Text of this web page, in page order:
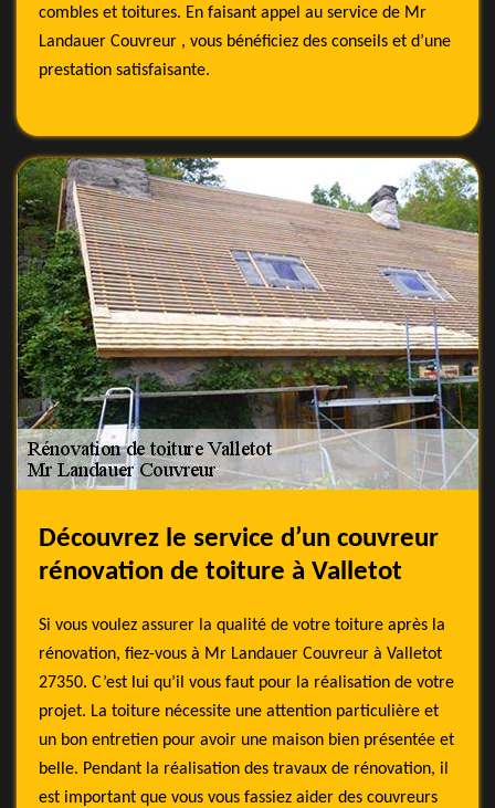
combles et toitures. En faisant appel au service de Mr
Landauer Couvreur , vous bénéficiez des conseils et d’une
prestation satisfaisante.
Découvrez le service d’un couvreur
rénovation de toiture à Valletot
Si vous voulez assurer la qualité de votre toiture après la
rénovation, fiez-vous à Mr Landauer Couvreur à Valletot
27350. C’est lui qu’il vous faut pour la réalisation de votre
projet. La toiture nécessite une attention particulière et
un bon entretien pour avoir une maison bien présentée et
belle. Pendant la réalisation des travaux de rénovation, il
est important que vous vous fassiez aider des couvreurs